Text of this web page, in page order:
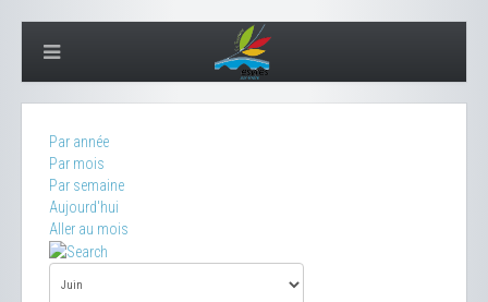
Par année
Par mois
Par semaine
Aujourd'hui
Aller au mois